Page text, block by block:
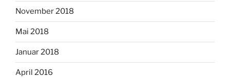
November 2018
Mai 2018
Januar 2018
April 2016